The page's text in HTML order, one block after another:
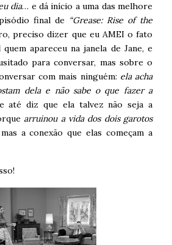
dia… e dá início a uma das melhore
final de “Grease: Rise of the
preciso dizer que eu AMEI o fato
apareceu na janela de Jane, e
para conversar, mas sobre o
com mais ninguém: ela acha
dela e não sabe o que fazer a
até diz que ela talvez não seja a
arruinou a vida dos dois garotos
a conexão que elas começam a